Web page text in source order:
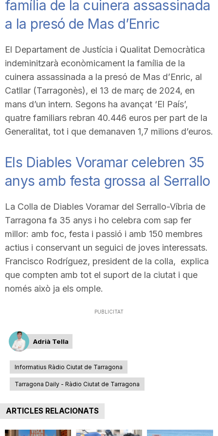
família de la cuinera assassinada
a la presó de Mas d’Enric
El Departament de Justícia i Qualitat Democràtica
indeminitzarà econòmicament la família de la
cuinera assassinada a la presó de Mas d’Enric, al
Catllar (Tarragonès), el 13 de març de 2024, en
mans d’un intern. Segons ha avançat ‘El País’,
quatre familiars rebran 40.446 euros per part de la
Generalitat, tot i que demanaven 1,7 milions d’euros.
Els Diables Voramar celebren 35
anys amb festa grossa al Serrallo
La Colla de Diables Voramar del Serrallo-Víbria de
Tarragona fa 35 anys i ho celebra com sap fer
millor: amb foc, festa i passió i amb 150 membres
actius i conservant un seguici de joves interessats.
Francisco Rodríguez, president de la colla, explica
que compten amb tot el suport de la ciutat i que
només això ja els omple.
PUBLICITAT
Adrià Tella
Informatius Ràdio Ciutat de Tarragona
Tarragona Daily - Ràdio Ciutat de Tarragona
ARTICLES RELACIONATS